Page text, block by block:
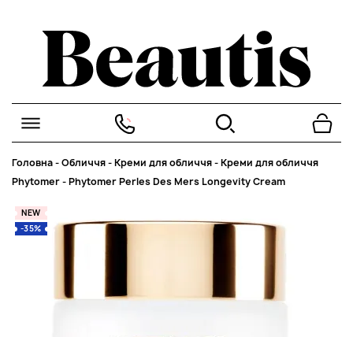
Головна-Обличчя-Креми для обличчя-Креми для обличчя
Phytomer-Phytomer Perles Des Mers Longevity Cream
NEW
-35%